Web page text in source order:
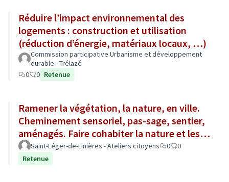
Réduire l’impact environnemental des
logements : construction et utilisation
(réduction d’énergie, matériaux locaux, …)
Commission participative Urbanisme et développement
durable - Trélazé
0
0 Retenue
Ramener la végétation, la nature, en ville.
Cheminement sensoriel, pas-sage, sentier,
aménagés. Faire cohabiter la nature et les
aménagements urbains
Saint-Léger-de-Linières - Ateliers citoyens 0
0
Retenue